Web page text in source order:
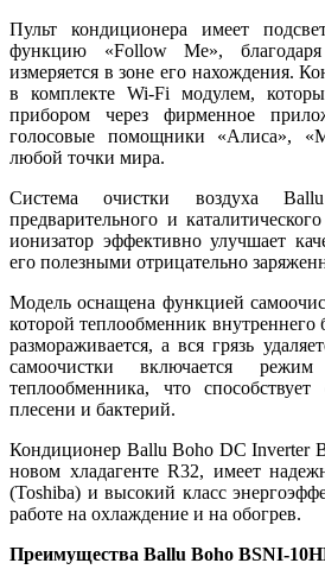
Пульт кондиционера имеет
функцию «Follow Me», благодаря
измеряется в зоне его нахождения.
в комплекте Wi-Fi модулем,
прибором через фирменное
голосовые помощники «Алиса»,
любой точки мира.
Система очистки воздуха
предварительного и
ионизатор эффективно улучшает
его полезными отрицательно
Модель оснащена функцией
которой теплообменник внутреннего
размораживается, а вся грязь
самоочистки включается
теплообменника, что
плесени и бактерий.
Кондиционер Ballu Boho DC Inverter
новом хладагенте R32, имеет
(Toshiba) и высокий класс
работе на охлаждение и на обогрев.
Преимущества Ballu Boho BSNI-